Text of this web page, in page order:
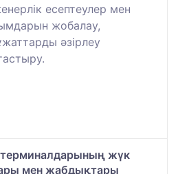
есептеулер мен
жобалау,
әзірлеу
терминалдарының жүк
мен жабдықтары